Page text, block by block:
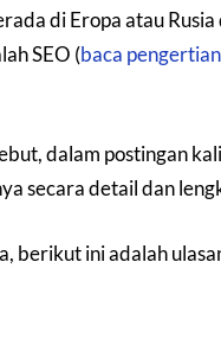
di Eropa atau
SEO (baca
dalam postingan
secara detail dan
berikut ini adalah